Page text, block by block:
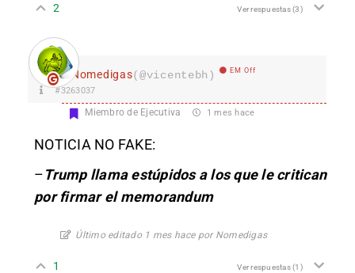
2 Ver respuestas(3)
Nomedigas(@vicentebh) EM Off
#3263037
Miembro de Ejecutiva 1 mes hace
NOTICIA NO FAKE:
–Trump llama estúpidos a los que le critican
por firmar el memorandum
Último editado 1 mes hace por Nomedigas
1 Ver respuestas(1)